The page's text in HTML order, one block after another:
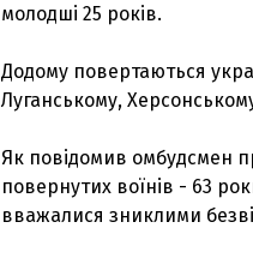
молодші 25 років.
Додому повертаються
Луганському,
Як повідомив омбудсмен
повернутих воїнів - 63
вважалися зниклими